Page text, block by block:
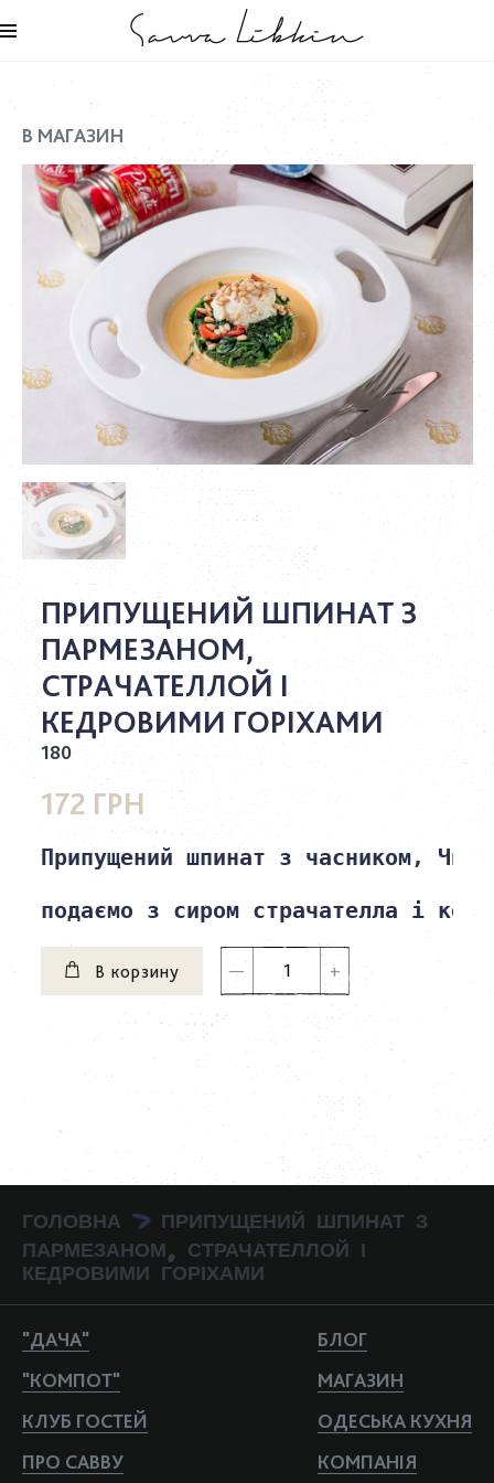
В МАГАЗИН
ПРИПУЩЕНИЙ ШПИНАТ З
ПАРМЕЗАНОМ,
СТРАЧАТЕЛЛОЙ І
КЕДРОВИМИ ГОРІХАМИ
180
172 ГРН
Припущений шпинат з часником,
подаємо з сиром страчателла і
В корзину
ГОЛОВНА > ПРИПУЩЕНИЙ ШПИНАТ З
ПАРМЕЗАНОМ, СТРАЧАТЕЛЛОЙ І
КЕДРОВИМИ ГОРІХАМИ
"ДАЧА"
"КОМПОТ"
КЛУБ ГОСТЕЙ
ПРО САВВУ
БЛОГ
МАГАЗИН
ОДЕСЬКА КУХНЯ
КОМПАНIЯ